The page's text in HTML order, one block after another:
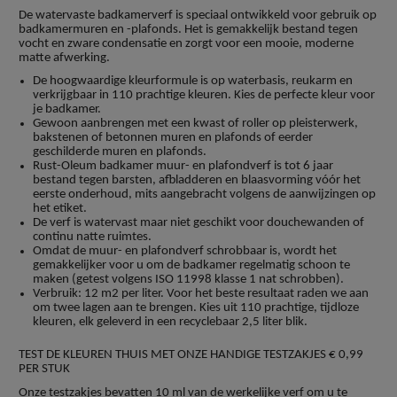
De watervaste badkamerverf is speciaal ontwikkeld voor gebruik op
badkamermuren en -plafonds. Het is gemakkelijk bestand tegen
vocht en zware condensatie en zorgt voor een mooie, moderne
matte afwerking.
De hoogwaardige kleurformule is op waterbasis, reukarm en
verkrijgbaar in 110 prachtige kleuren. Kies de perfecte kleur voor
je badkamer.
Gewoon aanbrengen met een kwast of roller op pleisterwerk,
bakstenen of betonnen muren en plafonds of eerder
geschilderde muren en plafonds.
Rust-Oleum badkamer muur- en plafondverf is tot 6 jaar
bestand tegen barsten, afbladderen en blaasvorming vóór het
eerste onderhoud, mits aangebracht volgens de aanwijzingen op
het etiket.
De verf is watervast maar niet geschikt voor douchewanden of
continu natte ruimtes.
Omdat de muur- en plafondverf schrobbaar is, wordt het
gemakkelijker voor u om de badkamer regelmatig schoon te
maken (getest volgens ISO 11998 klasse 1 nat schrobben).
Verbruik: 12 m2 per liter. Voor het beste resultaat raden we aan
om twee lagen aan te brengen. Kies uit 110 prachtige, tijdloze
kleuren, elk geleverd in een recyclebaar 2,5 liter blik.
TEST DE KLEUREN THUIS MET ONZE HANDIGE TESTZAKJES € 0,99
PER STUK
Onze testzakjes bevatten 10 ml van de werkelijke verf om u te